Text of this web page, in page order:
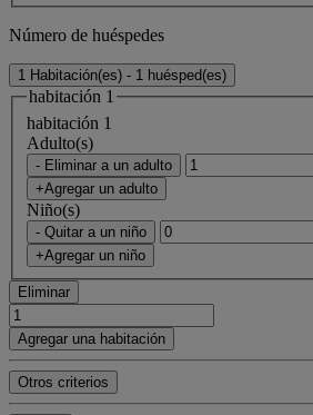
Número de huéspedes
1 Habitación(es) - 1 huésped(es)
habitación 1
habitación 1
Adulto(s)
- Eliminar a un adulto
+Agregar un adulto
Niño(s)
- Quitar a un niño
+Agregar un niño
Eliminar
Agregar una habitación
Otros criterios